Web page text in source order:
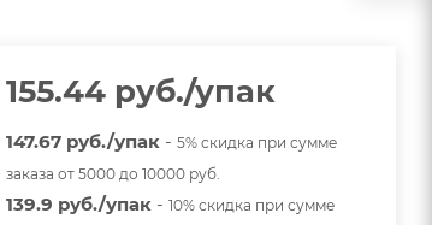
155.44руб./упак
147.67 руб./упак- 5% скидка при сумме
заказа от 5000 до 10000 руб.
139.9 руб./упак- 10% скидка при сумме